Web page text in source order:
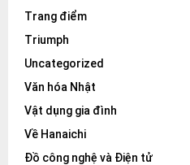
Trang điểm
Triumph
Uncategorized
Văn hóa Nhật
Vật dụng gia đình
Về Hanaichi
Đồ công nghệ và Điện tử